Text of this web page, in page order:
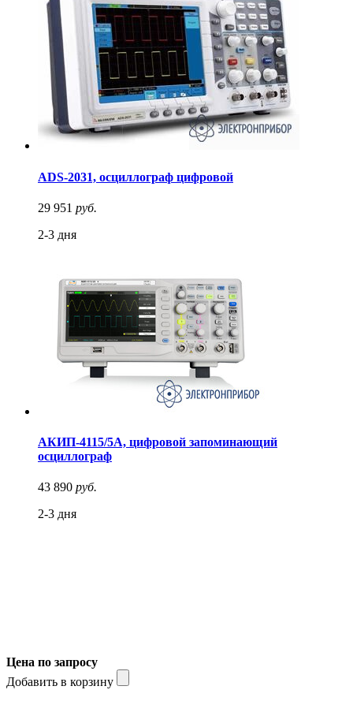
ADS-2031, осциллограф цифровой
29 951 руб.
2-3 дня
АКИП-4115/5А, цифровой запоминающий
осциллограф
43 890 руб.
2-3 дня
Цена по запросу
Добавить в корзину